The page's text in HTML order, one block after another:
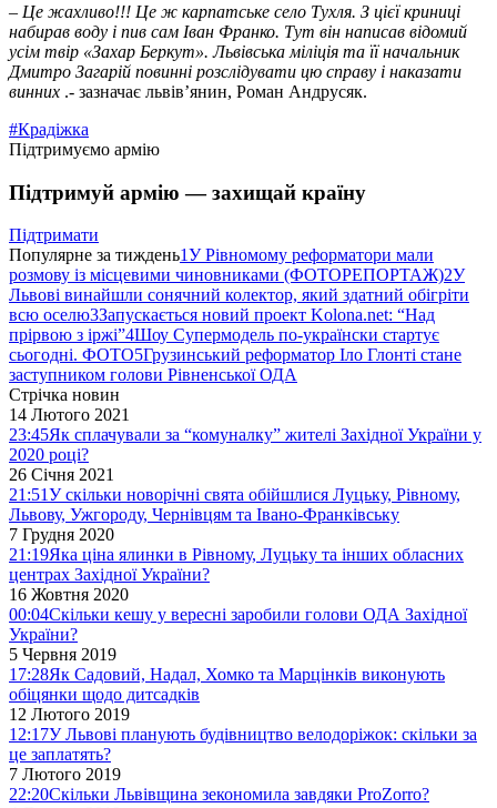
– Це жахливо!!! Це ж карпатське село Тухля. З цієї криниці
набирав воду і пив сам Іван Франко. Тут він написав відомий
усім твір «Захар Беркут». Львівська міліція та її начальник
Дмитро Загарій повинні розслідувати цю справу і наказати
винних .- зазначає львів’янин, Роман Андрусяк.
#Крадіжка
Підтримуємо армію
Підтримуй армію — захищай країну
Підтримати
Популярне за тиждень1У Рівномому реформатори мали
розмову із місцевими чиновниками (ФОТОРЕПОРТАЖ)2У
Львові винайшли сонячний колектор, який здатний обігріти
всю оселю3Запускається новий проект Kolona.net: “Над
прірвою з іржі”4Шоу Супермодель по-українски стартує
сьогодні. ФОТО5Грузинський реформатор Іло Глонті стане
заступником голови Рівненської ОДА
Стрічка новин
14 Лютого 2021
23:45Як сплачували за “комуналку” жителі Західної України у
2020 році?
26 Січня 2021
21:51У скільки новорічні свята обійшлися Луцьку, Рівному,
Львову, Ужгороду, Чернівцям та Івано-Франківську
7 Грудня 2020
21:19Яка ціна ялинки в Рівному, Луцьку та інших обласних
центрах Західної України?
16 Жовтня 2020
00:04Скільки кешу у вересні заробили голови ОДА Західної
України?
5 Червня 2019
17:28Як Садовий, Надал, Хомко та Марцінків виконують
обіцянки щодо дитсадків
12 Лютого 2019
12:17У Львові планують будівництво велодоріжок: скільки за
це заплатять?
7 Лютого 2019
22:20Скільки Львівщина зекономила завдяки ProZorro?